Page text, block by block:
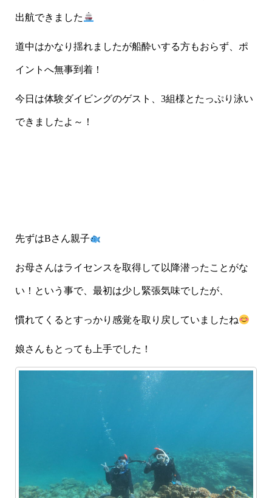
出航できました
道中はかなり揺れましたが船酔いする方もおらず、ポ
イントへ無事到着！
今日は体験ダイビングのゲスト、3組様とたっぷり泳い
できましたよ～！
先ずはBさん親子
お母さんはライセンスを取得して以降潜ったことがな
い！という事で、最初は少し緊張気味でしたが、
慣れてくるとすっかり感覚を取り戻していましたね
娘さんもとっても上手でした！